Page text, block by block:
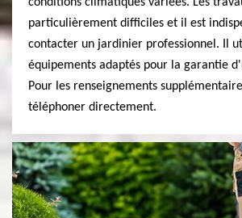
particulièrement difficiles et il est
contacter un jardinier professionnel. Il
équipements adaptés pour la garantie
Pour les renseignements
téléphoner directement.